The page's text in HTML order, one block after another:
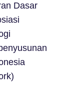
Dasar